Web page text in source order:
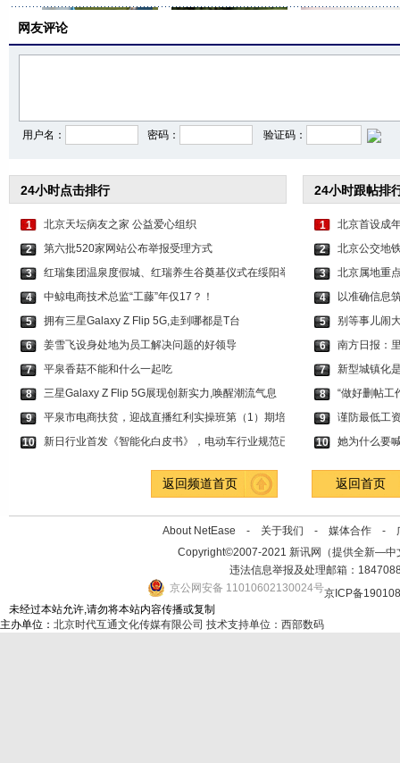
网友评论
用户名： 密码： 验证码：
24小时点击排行
1
北京天坛病友之家 公益爱心组织
2
第六批520家网站公布举报受理方式
3
红瑞集团温泉度假城、红瑞养生谷奠基仪式在绥阳举
4
中鲸电商技术总监“工藤”年仅17？！
5
拥有三星Galaxy Z Flip 5G,走到哪都是T台
6
姜雪飞设身处地为员工解决问题的好领导
7
平泉香菇不能和什么一起吃
8
三星Galaxy Z Flip 5G展现创新实力,唤醒潮流气息
9
平泉市电商扶贫，迎战直播红利实操班第（1）期培
10
新日行业首发《智能化白皮书》，电动车行业规范已
24小时跟帖排
1
北京首设成
2
北京公交地
3
北京属地重
4
以准确信息
5
别等事儿闹
6
南方日报：
7
新型城镇化
8
“做好删帖工
9
谨防最低工
10
她为什么要
返回频道首页 返回首页
About NetEase - 关于我们 - 媒体合作 -
Copyright©2007-2021 新讯网（提供全新—中
违法信息举报及处理邮箱：
京公网安备 11010602130024号京ICP备
未经过本站允许,请勿将本站内容传播或复制
主办单位： 北京时代互通文化传媒有限公司 技术支持单位：西部数码